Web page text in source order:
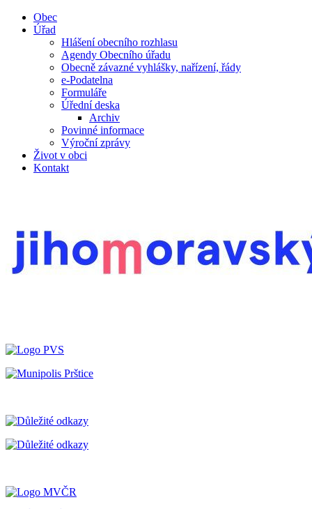
Obec
Úřad
Hlášení obecního rozhlasu
Agendy Obecního úřadu
Obecně závazné vyhlášky, nařízení, řády
e-Podatelna
Formuláře
Úřední deska
Archiv
Povinné informace
Výroční zprávy
Život v obci
Kontakt